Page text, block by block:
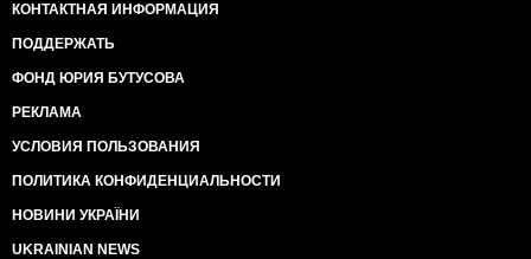
КОНТАКТНАЯ ИНФОРМАЦИЯ
ПОДДЕРЖАТЬ
ФОНД ЮРИЯ БУТУСОВА
РЕКЛАМА
УСЛОВИЯ ПОЛЬЗОВАНИЯ
ПОЛИТИКА КОНФИДЕНЦИАЛЬНОСТИ
НОВИНИ УКРАЇНИ
UKRAINIAN NEWS